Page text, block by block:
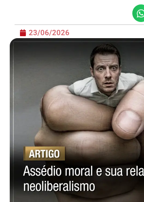
23/06/2026